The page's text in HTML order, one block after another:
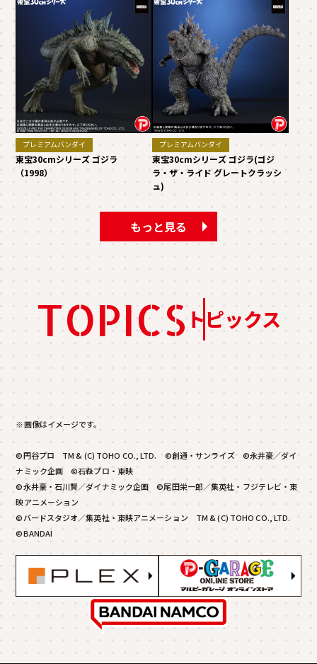
プレミアムバンダイ
東宝30cmシリーズ ゴジラ
（1998）
プレミアムバンダイ
東宝30cmシリーズ ゴジラ(ゴジ
ラ・ザ・ライド グレートクラッシ
ュ)
もっと見る
TOPICS トピックス
※画像はイメージです。
©円谷プロ TM & (C) TOHO CO., LTD. ©創通・サンライズ ©永井豪／ダイ
ナミック企画 ©石森プロ・東映
©永井豪・石川賢／ダイナミック企画 ©尾田栄一郎／集英社・フジテレビ・東
映アニメーション
©バードスタジオ／集英社・東映アニメーション TM & (C) TOHO CO., LTD.
©BANDAI